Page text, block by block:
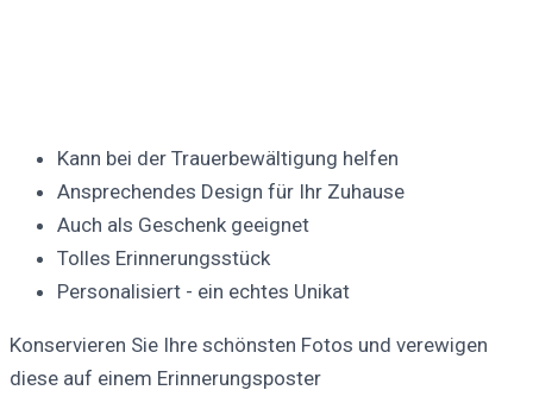
Kann bei der Trauerbewältigung helfen
Ansprechendes Design für Ihr Zuhause
Auch als Geschenk geeignet
Tolles Erinnerungsstück
Personalisiert - ein echtes Unikat
Konservieren Sie Ihre schönsten Fotos und verewigen
diese auf einem Erinnerungsposter